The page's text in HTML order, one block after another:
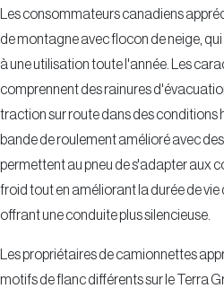
Les consommateurs canadiens
de montagne avec flocon de neige,
à une utilisation toute l'année. Les
comprennent des rainures
traction sur route dans des conditions
bande de roulement amélioré avec
permettent au pneu de s'adapter aux
froid tout en améliorant la durée de vie
offrant une conduite plus silencieuse.
Les propriétaires de camionnettes
motifs de flanc différents sur le Terra